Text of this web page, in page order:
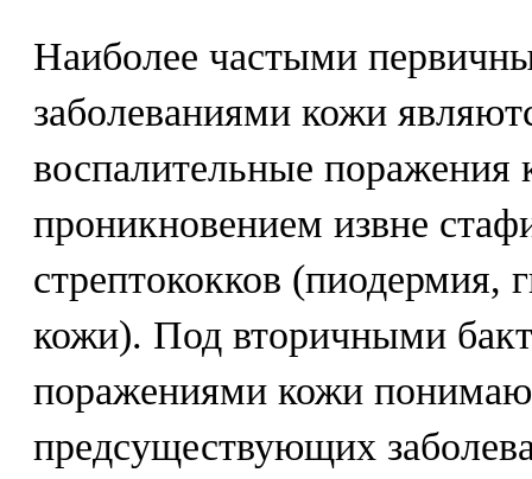
Наиболее частыми
заболеваниями кожи
воспалительные поражения
проникновением извне
стрептококков (пиодермия,
кожи). Под вторичными
поражениями кожи
предсуществующих